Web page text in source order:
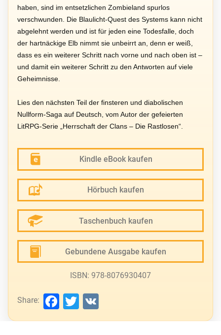
haben, sind im entsetzlichen Zombieland spurlos
verschwunden. Die Blaulicht-Quest des Systems kann nicht
abgelehnt werden und ist für jeden eine Todesfalle, doch
der hartnäckige Elb nimmt sie unbeirrt an, denn er weiß,
dass es ein weiterer Schritt nach vorne und nach oben ist –
und damit ein weiterer Schritt zu den Antworten auf viele
Geheimnisse.
Lies den nächsten Teil der finsteren und diabolischen
Nullform-Saga auf Deutsch, vom Autor der gefeierten
LitRPG-Serie „Herrschaft der Clans – Die Rastlosen“.
Kindle eBook kaufen
Hörbuch kaufen
Taschenbuch kaufen
Gebundene Ausgabe kaufen
ISBN: 978-8076930407
Share: Facebook
Twitter